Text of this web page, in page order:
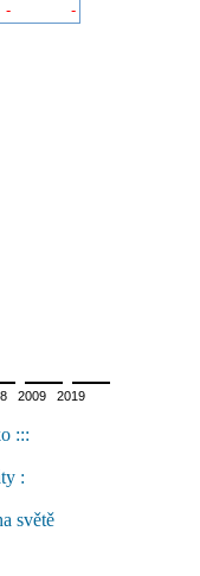
- -
2009 2019
:::
:
světě